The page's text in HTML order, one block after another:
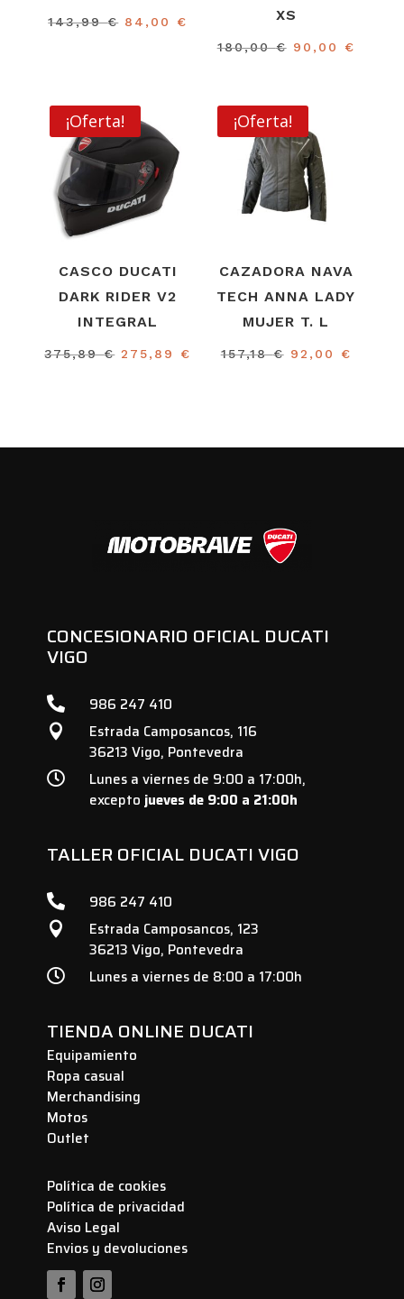
143,99€ El
84,00 €
precio
84,00 €.
XS
180,00€ El
180,00 €.
90,00 €
¡Oferta!
CASCO DUCATI
DARK RIDER V2
INTEGRAL
375,89€ El
375,89 €.
275,89 €
275,89 €.
¡Oferta!
CAZADORA NAVA
TECH ANNA LADY
MUJER T. L
157,18€ El
157,18 €.
92,00 €
92,00
CONCESIONARIO OFICIAL DUCATI
VIGO
 986 247 410

Estrada Camposancos, 116
36213 Vigo, Pontevedra

Lunes a viernes de 9:00 a 17:00h,
excepto jueves de 9:00 a 21:00h
TALLER OFICIAL DUCATI VIGO
 986 247 410

Estrada Camposancos, 123
36213 Vigo, Pontevedra
 Lunes a viernes de 8:00 a 17:00h
TIENDA ONLINE DUCATI
Equipamiento
Ropa casual
Merchandising
Motos
Outlet
Política de cookies
Política de privacidad
Aviso Legal
Envios y devoluciones